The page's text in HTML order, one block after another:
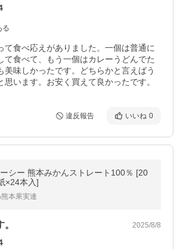
る
て食べ応えがありました。一個は普通に
て食べて、もう一個はカレーうどんでた
美味しかったです。どちらかと言えばう
思います。お安く買えて良かったです。
違反報告 いいね 0
シー 熊本みかんストレート100％ [20
×24本入]
本果実連
2025/8/8